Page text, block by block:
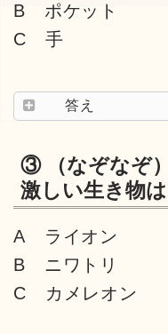
B ポケット
C 手
答え
③ （なぞなぞ
激しい生き物は
A ライオン
B ニワトリ
C カメレオン